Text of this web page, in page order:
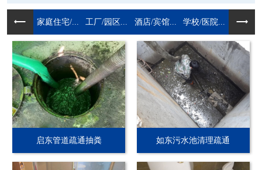
家庭住宅/... 工厂/园区... 酒店/宾馆... 学校/医院...
启东管道疏通抽粪 如东污水池清理疏通